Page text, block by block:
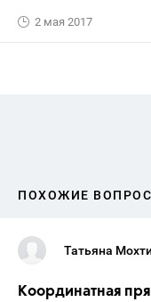
2 мая 2017
ПОХОЖИЕ
Татьяна
Координатная